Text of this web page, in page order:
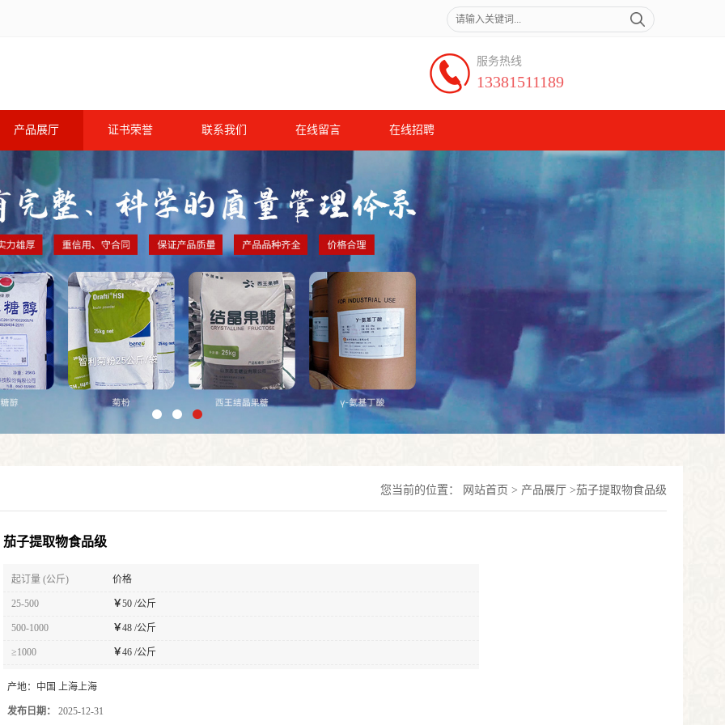
服务热线
13381511189
产品展厅 证书荣誉 联系我们 在线留言 在线招聘
您当前的位置： 网站首页 > 产品展厅 >茄子提取物食品级
茄子提取物食品级
起订量 (公斤) 价格
25-500 ￥50 /公斤
500-1000 ￥48 /公斤
≥1000 ￥46 /公斤
产地： 中国 上海上海
发布日期： 2025-12-31